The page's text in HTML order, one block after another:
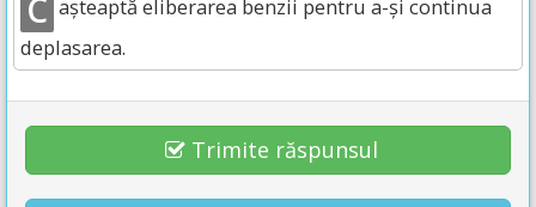
C așteaptă eliberarea benzii pentru a-și continua
deplasarea.
Trimite răspunsul